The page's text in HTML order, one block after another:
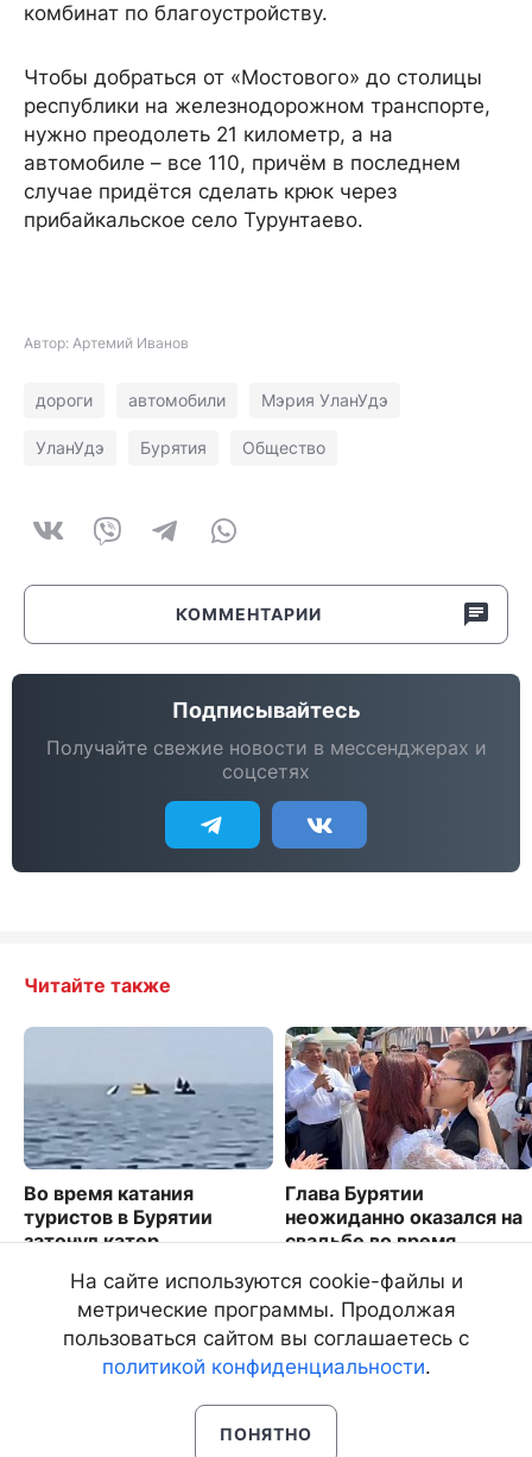
комбинат по благоустройству.
Чтобы добраться от «Мостового» до столицы
республики на железнодорожном транспорте,
нужно преодолеть 21 километр, а на
автомобиле – все 110, причём в последнем
случае придётся сделать крюк через
прибайкальское село Турунтаево.
Автор: Артемий Иванов
дороги автомобили Мэрия УланУдэ
УланУдэ Бурятия Общество
КОММЕНТАРИИ
Подписывайтесь
Получайте свежие новости в мессенджерах и
соцсетях
Читайте также
Во время катания
туристов в Бурятии
затонул катер
10005
Глава Бурятии
неожиданно оказался на
свадьбе во время
3084
На сайте используются cookie-файлы и
метрические программы. Продолжая
пользоваться сайтом вы соглашаетесь с
политикой конфиденциальности.
ПОНЯТНО